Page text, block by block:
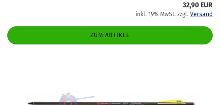
32,90 EUR
inkl. 19% MwSt. zzgl. Versand
ZUM ARTIKEL